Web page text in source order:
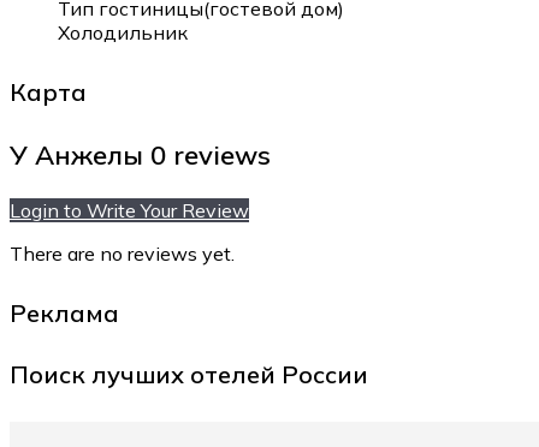
Тип гостиницы(гостевой дом)
Холодильник
Карта
У Анжелы 0 reviews
Login to Write Your Review
There are no reviews yet.
Реклама
Поиск лучших отелей России